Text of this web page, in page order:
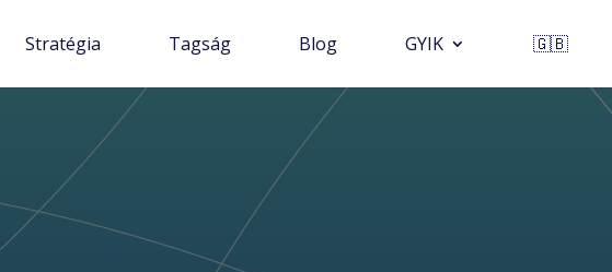
Stratégia Tagság Blog GYIK 🇬🇧